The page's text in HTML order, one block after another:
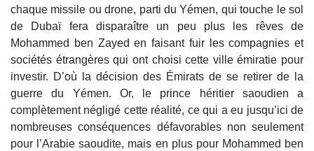
chaque missile ou drone, parti du Yémen, qui touche le sol
de Dubaï fera disparaître un peu plus les rêves de
Mohammed ben Zayed en faisant fuir les compagnies et
sociétés étrangères qui ont choisi cette ville émiratie pour
investir. D’où la décision des Émirats de se retirer de la
guerre du Yémen. Or, le prince héritier saoudien a
complètement négligé cette réalité, ce qui a eu jusqu’ici de
nombreuses conséquences défavorables non seulement
pour l’Arabie saoudite, mais en plus pour Mohammed ben